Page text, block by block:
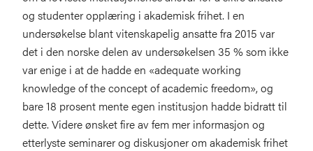
og studenter opplæring i akademisk frihet. I en
undersøkelse blant vitenskapelig ansatte fra 2015 var
det i den norske delen av undersøkelsen 35 % som ikke
var enige i at de hadde en «adequate working
knowledge of the concept of academic freedom», og
bare 18 prosent mente egen institusjon hadde bidratt til
dette. Videre ønsket fire av fem mer informasjon og
etterlyste seminarer og diskusjoner om akademisk frihet